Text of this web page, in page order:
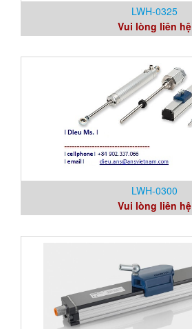
LWH-0325
Vui lòng liên hệ
LWH-0300
Vui lòng liên hệ